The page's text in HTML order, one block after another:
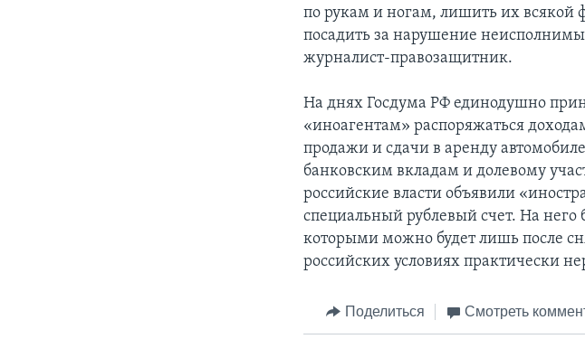
по рукам и ногам, лишить их всякой
посадить за нарушение
журналист-правозащитник.
На днях Госдума РФ единодушно
«иноагентам» распоряжаться
продажи и сдачи в аренду
банковским вкладам и долевому
российские власти объявили
специальный рублевый счет. На него
которыми можно будет лишь после
российских условиях практически
Поделиться Смотреть